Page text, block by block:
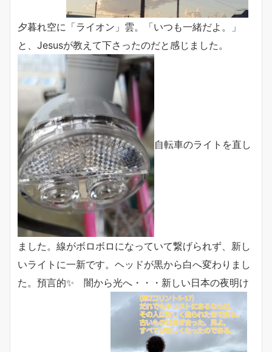
夕暮れ空に「ライオン」雲。「いつも一緒だよ。」
と、Jesusが教えて下さったのだと感じました。
自転車のライトを直し
ました。線がボロボロになっていて繋げられず、新し
いライトに一新です。ヘッドが黒から白へ変わりまし
た。預言的✨ 闇から光へ・・・新しい日本の夜明け